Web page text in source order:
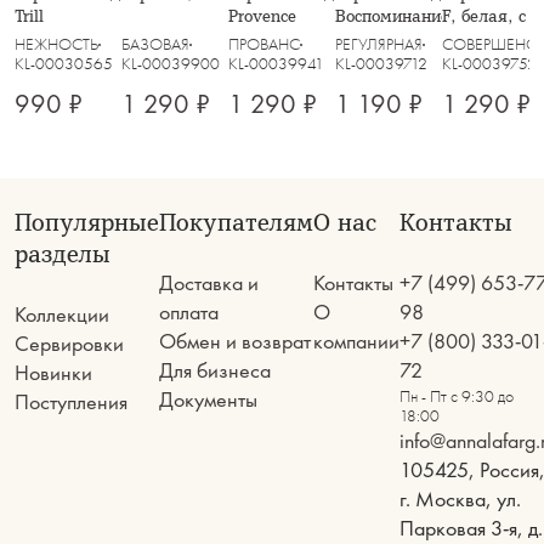
Trill
НЕЖНОСТЬ
KL-00030565
990 ₽
БАЗОВАЯ
KL-00039900
1 290 ₽
Provence
ПРОВАНС
KL-00039941
1 290 ₽
Воспоминание
РЕГУЛЯРНАЯ
KL-00039712
1 190 ₽
F, белая, с
Lotus silver
KL-00039752
1 290 ₽
Популярные
разделы
Коллекции
Сервировки
Новинки
Поступления
Покупателям
Доставка и
оплата
Обмен и возврат
Для бизнеса
Документы
О нас
Контакты
О
компании
Контакты
+7 (499) 653-
98
+7 (800) 333-
72
Пн - Пт с 9:30 до
18:00
105425, Россия,
г. Москва, ул.
Парковая 3-я, д.